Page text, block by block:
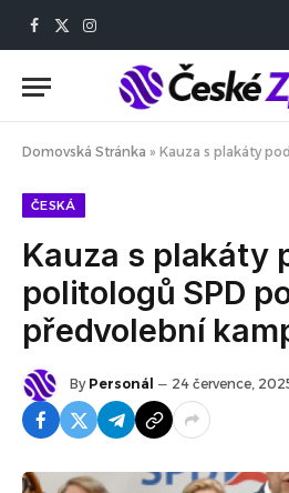
Facebook
X
Instagram
Domovská Stránka » Kauza s plakáty podle
ČESKÁ
Kauza s plakáty
politologů SPD
předvolební
By Personál 24 července,